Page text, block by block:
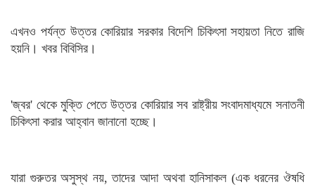
এখনও পর্যন্ত উত্তর কোরিয়ার সরকার বিদেশি চিকিৎসা সহায়তা নিতে রাজি
হয়নি। খবর বিবিসির।
'জ্বর' থেকে মুক্তি পেতে উত্তর কোরিয়ার সব রাষ্ট্রীয় সংবাদমাধ্যমে সনাতনী
চিকিৎসা করার আহ্বান জানানো হচ্ছে।
যারা গুরুতর অসুস্থ নয়, তাদের আদা অথবা হানিসাকল (এক ধরনের ঔষধি